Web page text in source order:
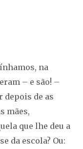
na
– e são! –
depois de as
mães,
que lhe deu a
da escola? Ou: